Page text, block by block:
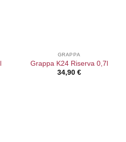
GRAPPA
Grappa K24 Riserva 0,7l
34,90 €